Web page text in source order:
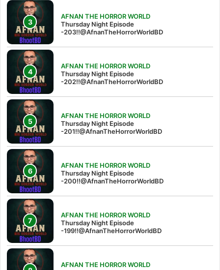
AFNAN THE HORROR WORLD
Thursday Night Episode
-203!!@AfnanTheHorrorWorldBD
AFNAN THE HORROR WORLD
Thursday Night Episode
-202!!@AfnanTheHorrorWorldBD
AFNAN THE HORROR WORLD
Thursday Night Episode
-201!!@AfnanTheHorrorWorldBD
AFNAN THE HORROR WORLD
Thursday Night Episode
-200!!@AfnanTheHorrorWorldBD
AFNAN THE HORROR WORLD
Thursday Night Episode
-199!!@AfnanTheHorrorWorldBD
AFNAN THE HORROR WORLD